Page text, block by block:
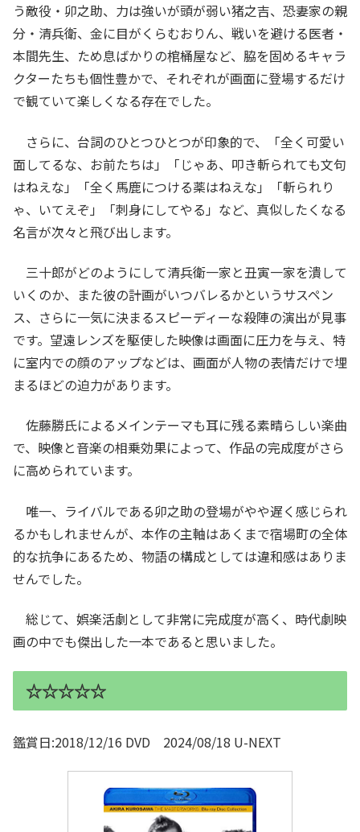
う敵役・卯之助、力は強いが頭が弱い猪之吉、恐妻家の親
分・清兵衛、金に目がくらむおりん、戦いを避ける医者・
本間先生、ため息ばかりの棺桶屋など、脇を固めるキャラ
クターたちも個性豊かで、それぞれが画面に登場するだけ
で観ていて楽しくなる存在でした。
さらに、台詞のひとつひとつが印象的で、「全く可愛い
面してるな、お前たちは」「じゃあ、叩き斬られても文句
はねえな」「全く馬鹿につける薬はねえな」「斬られり
ゃ、いてえぞ」「刺身にしてやる」など、真似したくなる
名言が次々と飛び出します。
三十郎がどのようにして清兵衛一家と丑寅一家を潰して
いくのか、また彼の計画がいつバレるかというサスペン
ス、さらに一気に決まるスピーディーな殺陣の演出が見事
です。望遠レンズを駆使した映像は画面に圧力を与え、特
に室内での顔のアップなどは、画面が人物の表情だけで埋
まるほどの迫力があります。
佐藤勝氏によるメインテーマも耳に残る素晴らしい楽曲
で、映像と音楽の相乗効果によって、作品の完成度がさら
に高められています。
唯一、ライバルである卯之助の登場がやや遅く感じられ
るかもしれませんが、本作の主軸はあくまで宿場町の全体
的な抗争にあるため、物語の構成としては違和感はありま
せんでした。
総じて、娯楽活劇として非常に完成度が高く、時代劇映
画の中でも傑出した一本であると思いました。
☆☆☆☆☆
鑑賞日:2018/12/16 DVD 2024/08/18 U-NEXT